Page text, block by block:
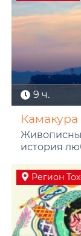
9 ч.
история
Регион